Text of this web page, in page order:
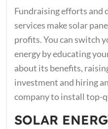
Fundraising efforts
services make solar
profits. You can switch
energy by educating
about its benefits,
investment and hiring
company to install top-
SOLAR